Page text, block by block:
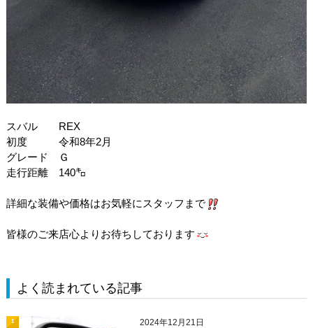
スバル REX
初度 令和8年2月
グレード Ｇ
走行距離 140㌔
詳細な装備や価格はお気軽にスタッフまで
皆様のご来店心よりお待ちしております
よく読まれている記事
1 2024年12月21日